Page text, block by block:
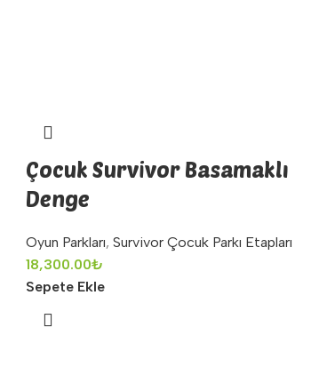
Çocuk Survivor Basamaklı
Denge
Oyun Parkları, Survivor Çocuk Parkı Etapları
18,300.00₺
Sepete Ekle